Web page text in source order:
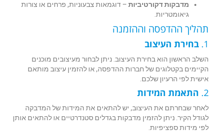
מדבקות דקורטיביות – דוגמאות צבעוניות, פרחים או צורות
גיאומטריות.
תהליך ההדפסה וההזמנה
1. בחירת העיצוב
השלב הראשון הוא בחירת העיצוב. ניתן לבחור מעיצובים מוכנים
הקיימים בקטלוגים של חברות ההדפסה, או להזמין עיצוב מותאם
אישית לפי הרעיון שלכם.
2. התאמת המידות
לאחר שבחרתם את העיצוב, יש להתאים את המידות של המדבקה
לגודל הקיר. ניתן להזמין מדבקות בגדלים סטנדרטיים או להתאים אותן
לפי מידות ספציפיות.